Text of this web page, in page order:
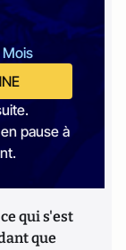
Mois
pause à
qui s'est
que